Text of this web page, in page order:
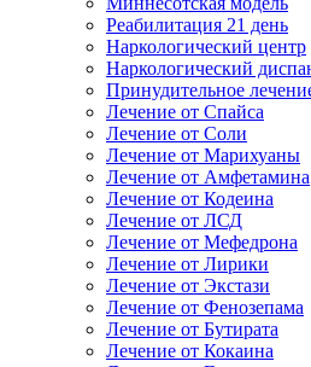
Реабилитация 21 день
Наркологический центр
Наркологический
Принудительное
Лечение от Спайса
Лечение от Соли
Лечение от Марихуаны
Лечение от Амфетамина
Лечение от Кодеина
Лечение от ЛСД
Лечение от Мефедрона
Лечение от Лирики
Лечение от Экстази
Лечение от Фенозепама
Лечение от Бутирата
Лечение от Кокаина